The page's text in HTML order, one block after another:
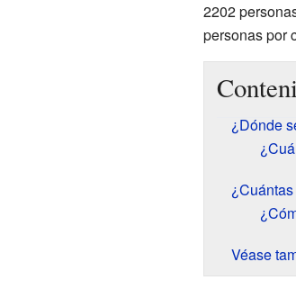
2202
personas por
¿Dónde
Véase